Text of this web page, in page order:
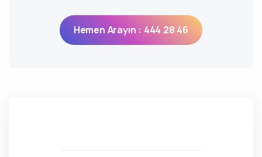
Hemen Arayın : 444 28 46